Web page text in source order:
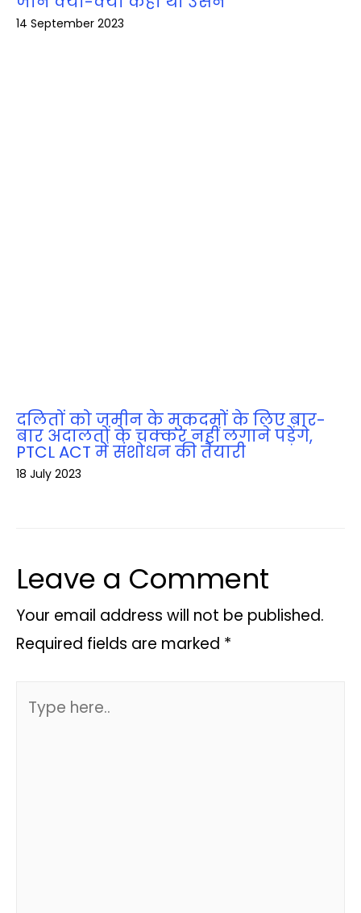
14 September 2023
दलितों को जमीन के मुकदमों के लिए बार-
बार अदालतों के चक्‍कर नहीं लगाने पड़ेंगे,
PTCL ACT में संशोधन की तैयारी
18 July 2023
Leave a Comment
Your email address will not be published.
Required fields are marked *